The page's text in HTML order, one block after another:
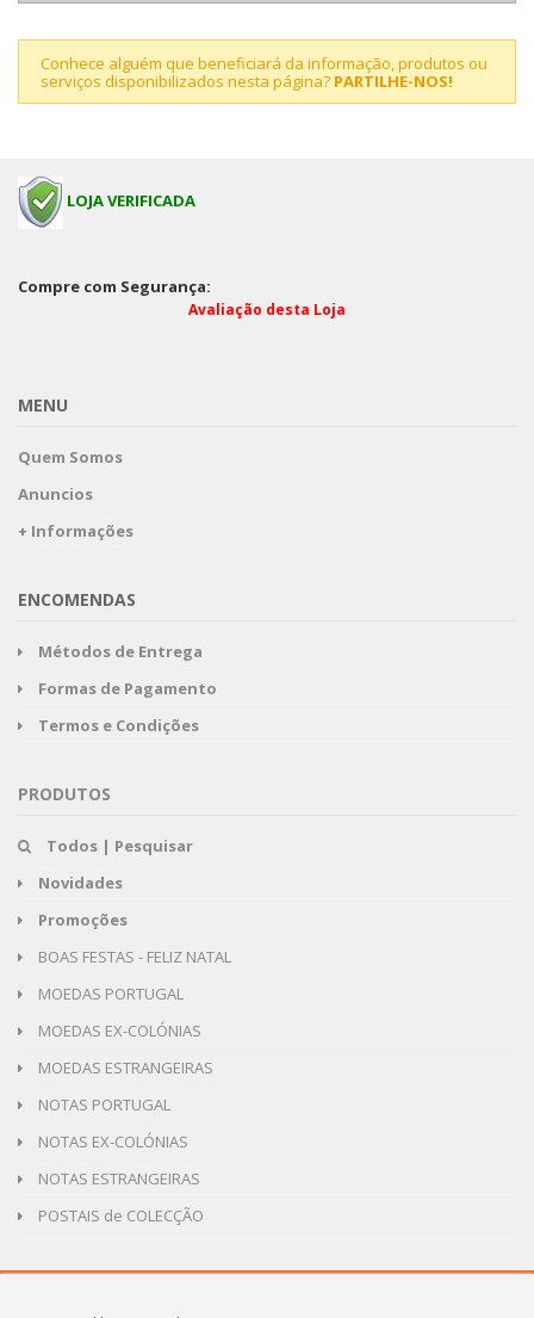
Conhece alguém que beneficiará da informação, produtos ou
serviços disponibilizados nesta página? PARTILHE-NOS!
LOJA VERIFICADA
Compre com Segurança:
Avaliação desta Loja
MENU
Quem Somos
Anuncios
+ Informações
ENCOMENDAS
Métodos de Entrega
Formas de Pagamento
Termos e Condições
PRODUTOS
Todos | Pesquisar
Novidades
Promoções
BOAS FESTAS - FELIZ NATAL
MOEDAS PORTUGAL
MOEDAS EX-COLÓNIAS
MOEDAS ESTRANGEIRAS
NOTAS PORTUGAL
NOTAS EX-COLÓNIAS
NOTAS ESTRANGEIRAS
POSTAIS de COLECÇÃO